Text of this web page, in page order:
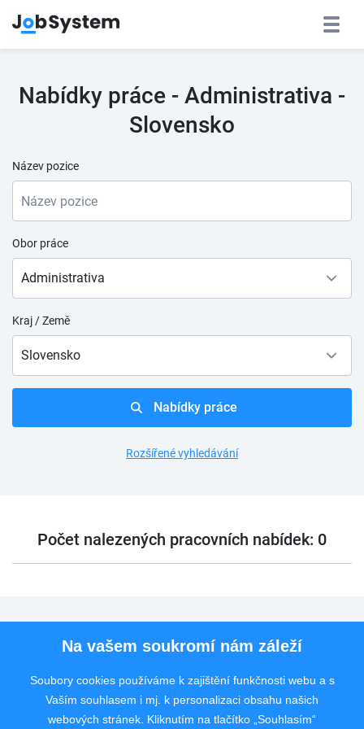
Nabídky práce - Administrativa -
Slovensko
Název pozice
Obor práce
Administrativa
Kraj / Země
Slovensko
Nabídky práce
Rozšířené vyhledávání
Počet nalezených pracovních nabídek: 0
Pro uchazeče
Rychlý kontakt
Na vašem soukromí nám záleží
Soubory cookies používáme k zajištění funkčnosti webu a s
Vaším souhlasem i mj. k personalizaci obsahu našich
webových stránek. Kliknutím na tlačítko „Souhlasím“